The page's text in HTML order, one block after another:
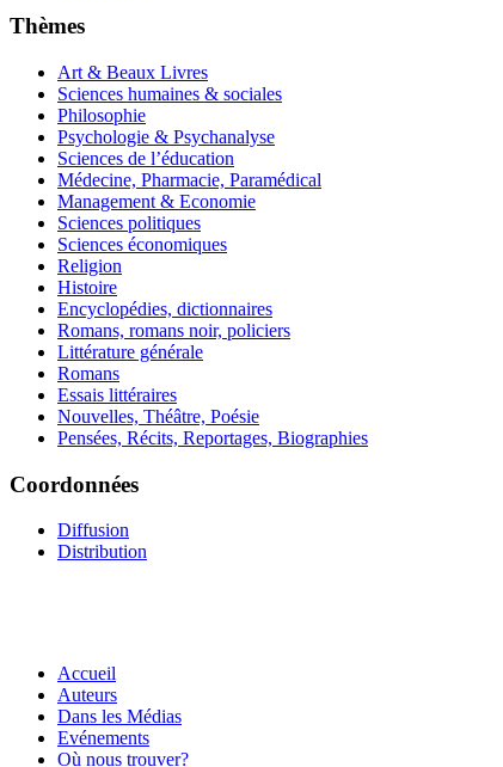
Thèmes
Art & Beaux Livres
Sciences humaines & sociales
Philosophie
Psychologie & Psychanalyse
Sciences de l’éducation
Médecine, Pharmacie, Paramédical
Management & Economie
Sciences politiques
Sciences économiques
Religion
Histoire
Encyclopédies, dictionnaires
Romans, romans noir, policiers
Littérature générale
Romans
Essais littéraires
Nouvelles, Théâtre, Poésie
Pensées, Récits, Reportages, Biographies
Coordonnées
Diffusion
Distribution
Accueil
Auteurs
Dans les Médias
Evénements
Où nous trouver?